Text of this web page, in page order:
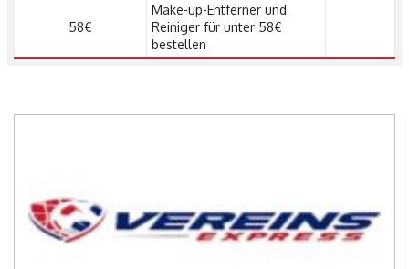
58€
Make-up-Entferner und
Reiniger für unter 58€
bestellen